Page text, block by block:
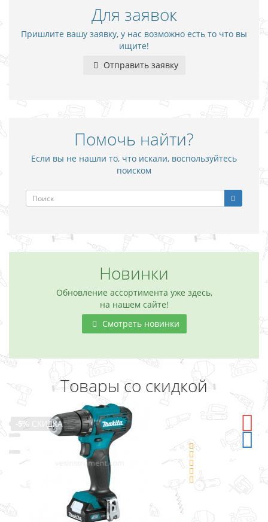
Для заявок
Пришлите вашу заявку, у нас возможно есть то что вы
ищите!
Отправить заявку
Помочь найти?
Если вы не нашли то, что искали, воспользуйтесь
поиском
Новинки
Обновление ассортимента уже здесь,
на нашем сайте!
Смотреть новинки
Товары со скидкой
-5%СКИДКА